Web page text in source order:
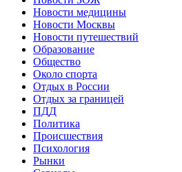
Новости медицины
Новости Москвы
Новости путешествий
Образование
Общество
Около спорта
Отдых в России
Отдых за границей
ПДД
Политика
Происшествия
Психология
Рынки